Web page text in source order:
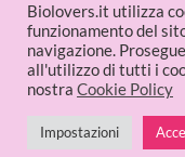
© 2026
Biolovers.it utilizza
funzionamento del
navigazione.
all'utilizzo di tutti i
nostra Cookie Policy
Impostazioni